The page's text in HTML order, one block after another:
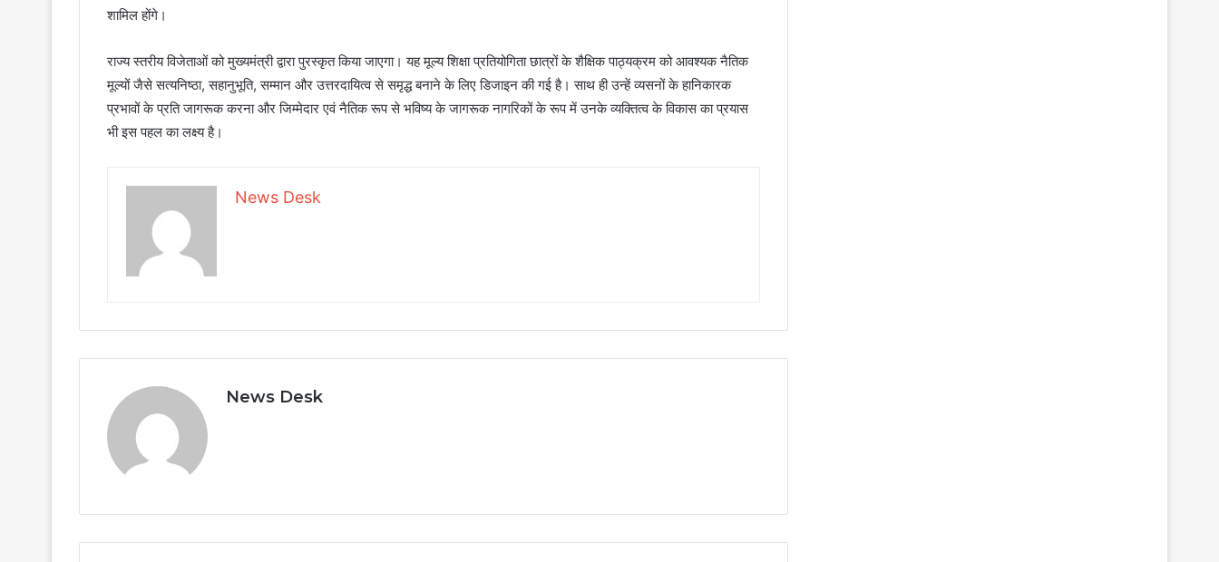
शामिल होंगे।
राज्य स्तरीय विजेताओं को मुख्यमंत्री द्वारा पुरस्कृत किया जाएगा। यह मूल्य शिक्षा प्रतियोगिता छात्रों के शैक्षिक पाठ्यक्रम को आवश्यक नैतिक
मूल्यों जैसे सत्यनिष्ठा, सहानुभूति, सम्मान और उत्तरदायित्व से समृद्ध बनाने के लिए डिजाइन की गई है। साथ ही उन्हें व्यसनों के हानिकारक
प्रभावों के प्रति जागरूक करना और जिम्मेदार एवं नैतिक रूप से भविष्य के जागरूक नागरिकों के रूप में उनके व्यक्तित्व के विकास का प्रयास
भी इस पहल का लक्ष्य है।
News Desk
News Desk